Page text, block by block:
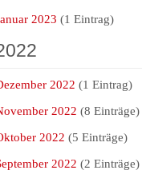
2023 (1 Eintrag)
2022 (1 Eintrag)
2022 (8 Einträge)
2022 (5 Einträge)
2022 (2 Einträge)